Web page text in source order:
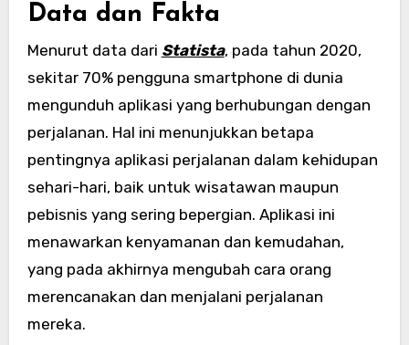
Data dan Fakta
Menurut data dari Statista, pada tahun 2020,
sekitar 70% pengguna smartphone di dunia
mengunduh aplikasi yang berhubungan dengan
perjalanan. Hal ini menunjukkan betapa
pentingnya aplikasi perjalanan dalam kehidupan
sehari-hari, baik untuk wisatawan maupun
pebisnis yang sering bepergian. Aplikasi ini
menawarkan kenyamanan dan kemudahan,
yang pada akhirnya mengubah cara orang
merencanakan dan menjalani perjalanan
mereka.